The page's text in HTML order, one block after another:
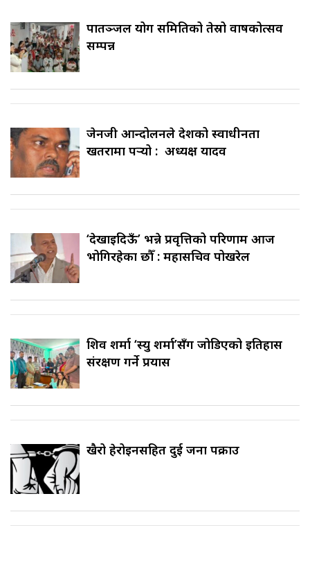
पातञ्जल योग समितिको तेस्रो वार्षिकोत्सव
सम्पन्न
जेनजी आन्दोलनले देशको स्वाधीनता
खतरामा पर्‍यो : अध्यक्ष यादव
‘देखाइदिऊँ’ भन्ने प्रवृत्तिको परिणाम आज
भोगिरहेका छौँ : महासचिव पोखरेल
शिव शर्मा ‘स्यु शर्मा’सँग जोडिएको इतिहास
संरक्षण गर्ने प्रयास
खैरो हेरोइनसहित दुई जना पक्राउ